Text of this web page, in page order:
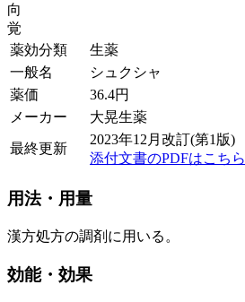
向
覚
薬効分類
生薬
一般名
シュクシャ
薬価
36.4円
メーカー
大晃生薬
最終更新
2023年12月改訂(第1版)
添付文書のPDFはこちら
用法・用量
漢方処方の調剤に用いる。
効能・効果